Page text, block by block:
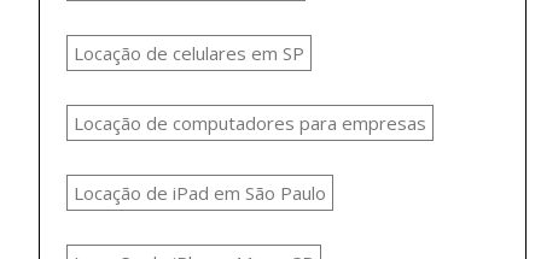
Locação de celulares em SP
Locação de computadores para empresas
Locação de iPad em São Paulo